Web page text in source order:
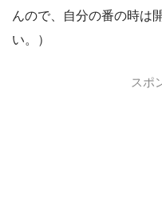
んので、自分の番の時は
い。）
スポ